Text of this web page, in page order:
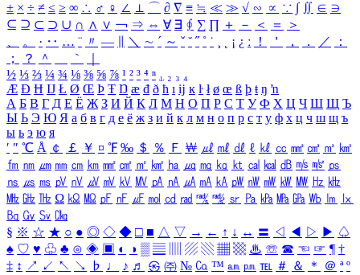
± × ÷ ≠ ≤ ≥ ∞ ∴ ♂ ♀ ∠ ⊥ ⌒ ∂ ∇ ≡ ≒ ≪ ≫ √ ∽ ∝ ∵ ∫ ∬ ∈ ∋
⊆ ⊇ ⊂ ⊃ ∪ ∩ ∧ ∨ ￢ ⇒ ⇔ ∀ ∃ ∮ ∑ ∏ ＋ － ＜ ＝
＞
、
。 · ‥ … ¨ 〃 ― ＼ ∼ ´ ～ ˇ ˘ ˝ ˚ ˙ ¸ ¡ ¿ ː ！ ＇ ， ． ／
：
；
？ ＾ ｀
½ ⅓ ⅔ ¼ ¾ ⅛ ⅜ ⅝ ⅞ ¹ ² ³ ⁴ ⁿ ₁ ₂ ₃ ₄
Æ Ð Ħ Ĳ Ł Ø Œ Þ Ŧ Ŋ æ đ ð ħ ı ĳ ĸ ŀ ł ø œ ß þ ŧ ŋ ŉ
А Б В Г Д Е Ё Ж З И Й К Л М Н О П Р С Т У Ф Х Ц Ч Ш Щ Ъ
Ы Ь Э Ю Я а б в г д е ё ж з и й к л м н о п р с т у ф х ц ч ш щ ъ
ы ь э ю я
′ ″ ℃ Å ￠ ￡ ￥ ¤ ℉ ‰ ＄ ％ Ｆ ￦ ㎕ ㎖ ㎗ ℓ ㎘ ㏄ ㎣ ㎤ ㎥ ㎦
㎙ ㎚ ㎛ ㎜ ㎝ ㎞ ㎟ ㎠ ㎡ ㎢ ㏊ ㎍ ㎎ ㎏ ㏏ ㎈ ㎉ ㏈ ㎧ ㎨ ㎰
㎱ ㎲ ㎳ ㎴ ㎵ ㎶ ㎷ ㎸ ㎹ ㎀ ㎁ ㎂ ㎃ ㎄ ㎺ ㎻ ㎽ ㎾ ㎿ ㎐ ㎑
㎒ ㎓ ㎔ Ω ㏀ ㏁ ㎊ ㎋ ㎌ ㏖ ㏅ ㎭ ㎮ ㎯ ㏛ ㎩ ㎪ ㎫ ㎬ ㏝ ㏐
㏓
㏃ ㏉ ㏜ ㏆
§ ※ ☆ ★ ○ ● ◎ ◇ ◆ □ ■ △ ▽ → ← ↑ ↓ ↔ 〓 ◁ ◀ ▷ ▶ ♤
♠ ♡ ♥ ♧ ♣ ⊙ ◈ ▣ ◐ ◑ ▒ ▤ ▨ ▧ ▦ ▩ ♨ ☏ ☎ ☜ ☞ ¶ †
‡ ↕ ↗ ↙ ↖ ↘ ♭ ♩ ♪ ♬ ㉿ ㈜ № ㏇ ™ ㏂ ㏘ ℡ ＃ ＆ ＊ ＠ ª º